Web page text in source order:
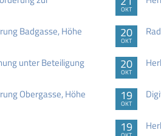
Badgasse, Höhe
unter Beteiligung
Obergasse, Höhe
OKT
20
OKT
20
OKT
19
OKT
19